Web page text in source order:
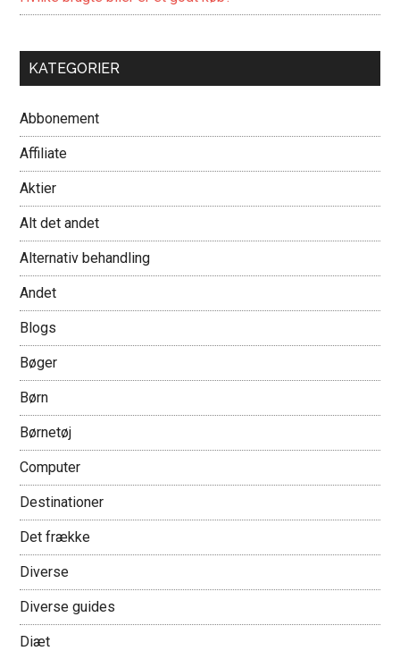
KATEGORIER
Abbonement
Affiliate
Aktier
Alt det andet
Alternativ behandling
Andet
Blogs
Bøger
Børn
Børnetøj
Computer
Destinationer
Det frække
Diverse
Diverse guides
Diæt